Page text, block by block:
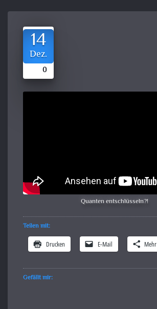
14
Dez.
0
Quanten entschlüsseln?!
Teilen mit:
Drucken E-Mail Mehr
Gefällt mir: